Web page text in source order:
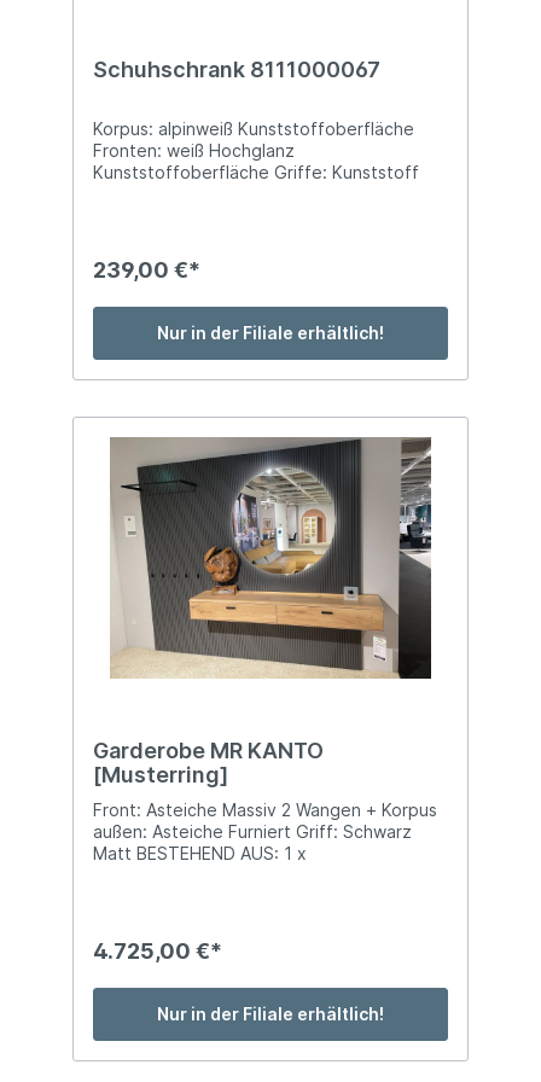
Schuhschrank 8111000067
Korpus: alpinweiß Kunststoffoberfläche
Fronten: weiß Hochglanz
Kunststoffoberfläche Griffe: Kunststoff
239,00 €*
Nur in der Filiale erhältlich!
Garderobe MR KANTO
[Musterring]
Front: Asteiche Massiv 2 Wangen + Korpus
außen: Asteiche Furniert Griff: Schwarz
Matt BESTEHEND AUS: 1 x
193,7 cm 2 x Hänge-Element mit 1
Schubkasten 0,5 R ca. B 90 x T 39,1 x H
21,4 cm 1 x Spiegel, rund (randlos) d = 105
cm Stellmaß: ca. B 255 x T 39,1 x H 217,6
cmINKL FOLGENDEM ZUBEHÖR:1 x [
4.725,00 €*
Nur in der Filiale erhältlich!